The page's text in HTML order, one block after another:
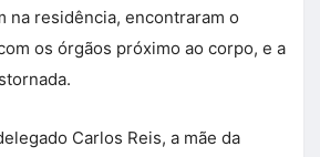
na residência, encontraram o
os órgãos próximo ao corpo, e a
Carlos Reis, a mãe da